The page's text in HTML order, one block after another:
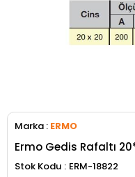
Marka : ERMO
Ermo Gedis Rafaltı
Stok Kodu
ERM-18822